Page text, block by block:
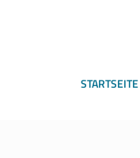
STARTSEITE